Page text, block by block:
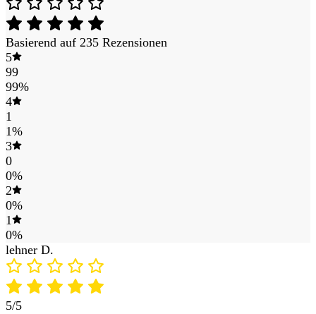
Basierend auf 235 Rezensionen
5
99
99%
4
1
1%
3
0
0%
2
0%
1
0%
lehner D.
5/5